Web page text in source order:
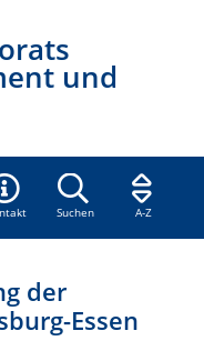
und
Suchen A-Z
der
Essen